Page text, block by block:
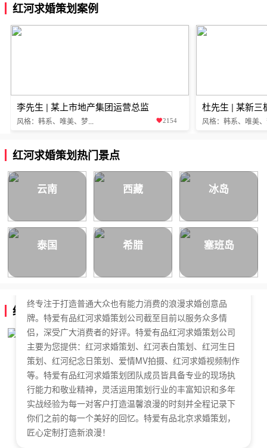
红河求婚策划案例
李先生 | 某上市地产集团运营总监
风格：韩系、唯美、梦... 2154
杜先生 | 某新三
风格：韩系、唯美
红河求婚策划热门景点
云南 西藏 冰岛
泰国 希腊 塞班岛
红河求婚策划公司简介
特爱有品红河求婚策划公司，于2018年正式成立，是国内
终专注于打造普通大众也有能力消费的浪漫求婚创意品
牌。特爱有品红河求婚策划公司截至目前以服务众多情
侣，深受广大消费者的好评。特爱有品红河求婚策划公司
主要为您提供：红河求婚策划、红河表白策划、红河生日
策划、红河纪念日策划、爱情MV拍摄、红河求婚视频制作
等。特爱有品红河求婚策划团队成员皆具备专业的现场执
行能力和敬业精神，灵活运用策划行业的丰富知识和多年
实战经验为每一对客户打造温馨浪漫的时刻并全程记录下
你们之前的每一个美好的回忆。特爱有品北京求婚策划，
匠心定制打造新浪漫！